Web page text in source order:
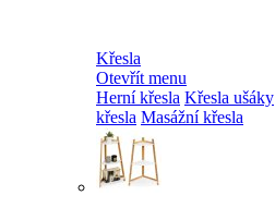
Křesla
Otevřít menu
Herní křesla Křesla ušáky
křesla Masážní křesla